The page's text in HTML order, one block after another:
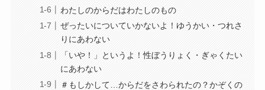
わたしのからだはわたしのもの
ぜったいについていかないよ！ゆうかい・つれさ
りにあわない
「いや！」というよ！性ぼうりょく・ぎゃくたい
にあわない
＃もしかして…からだをさわられたの？かぞくの